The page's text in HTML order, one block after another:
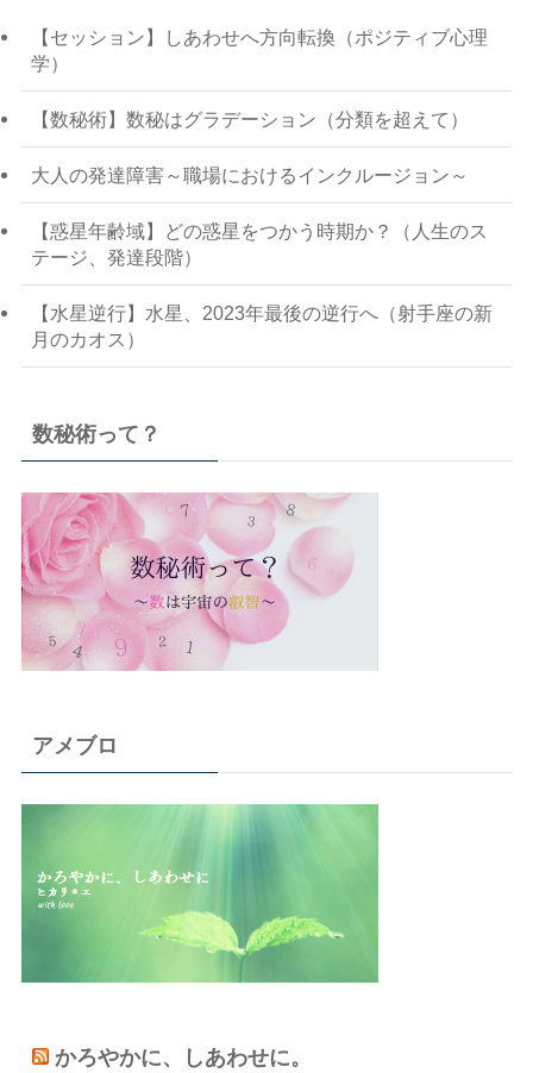
【セッション】しあわせへ方向転換（ポジティブ心理
学）
【数秘術】数秘はグラデーション（分類を超えて）
大人の発達障害～職場におけるインクルージョン～
【惑星年齢域】どの惑星をつかう時期か？（人生のス
テージ、発達段階）
【水星逆行】水星、2023年最後の逆行へ（射手座の新
月のカオス）
数秘術って？
アメブロ
かろやかに、しあわせに。